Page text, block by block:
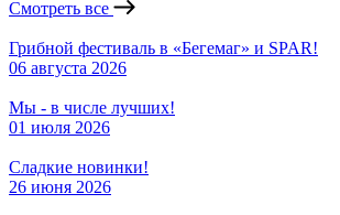
Смотреть все
Грибной фестиваль в «Бегемаг» и SPAR!
06 августа 2026
Мы - в числе лучших!
01 июля 2026
Сладкие новинки!
26 июня 2026